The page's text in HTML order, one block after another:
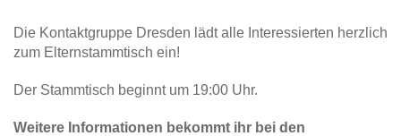
Die Kontaktgruppe Dresden lädt alle Interessierten herzlich
zum Elternstammtisch ein!
Der Stammtisch beginnt um 19:00 Uhr.
Weitere Informationen bekommt ihr bei den